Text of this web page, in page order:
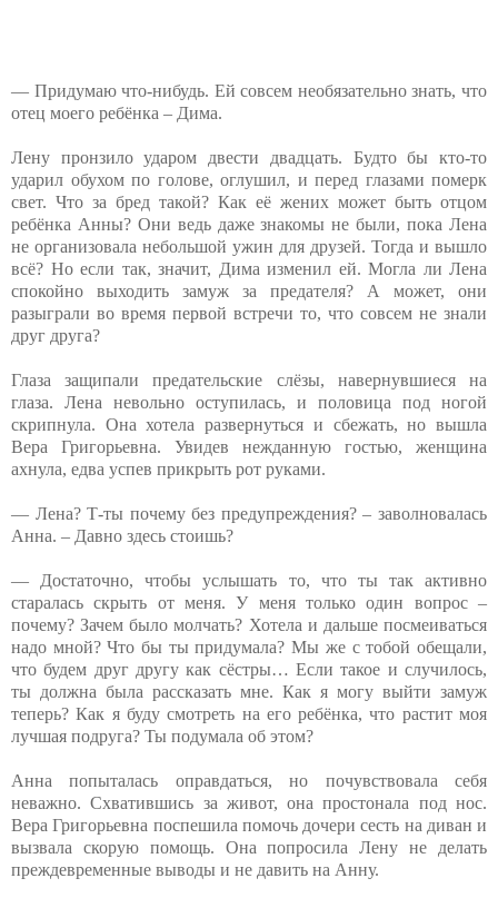
— Придумаю что-нибудь. Ей совсем необязательно знать, что
отец моего ребёнка – Дима.
Лену пронзило ударом двести двадцать. Будто бы кто-то
ударил обухом по голове, оглушил, и перед глазами померк
свет. Что за бред такой? Как её жених может быть отцом
ребёнка Анны? Они ведь даже знакомы не были, пока Лена
не организовала небольшой ужин для друзей. Тогда и вышло
всё? Но если так, значит, Дима изменил ей. Могла ли Лена
спокойно выходить замуж за предателя? А может, они
разыграли во время первой встречи то, что совсем не знали
друг друга?
Глаза защипали предательские слёзы, навернувшиеся на
глаза. Лена невольно оступилась, и половица под ногой
скрипнула. Она хотела развернуться и сбежать, но вышла
Вера Григорьевна. Увидев нежданную гостью, женщина
ахнула, едва успев прикрыть рот руками.
— Лена? Т-ты почему без предупреждения? – заволновалась
Анна. – Давно здесь стоишь?
— Достаточно, чтобы услышать то, что ты так активно
старалась скрыть от меня. У меня только один вопрос –
почему? Зачем было молчать? Хотела и дальше посмеиваться
надо мной? Что бы ты придумала? Мы же с тобой обещали,
что будем друг другу как сёстры… Если такое и случилось,
ты должна была рассказать мне. Как я могу выйти замуж
теперь? Как я буду смотреть на его ребёнка, что растит моя
лучшая подруга? Ты подумала об этом?
Анна попыталась оправдаться, но почувствовала себя
неважно. Схватившись за живот, она простонала под нос.
Вера Григорьевна поспешила помочь дочери сесть на диван и
вызвала скорую помощь. Она попросила Лену не делать
преждевременные выводы и не давить на Анну.